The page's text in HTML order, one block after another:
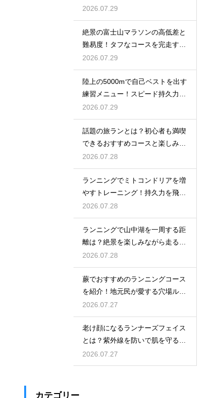
2026.07.29
絶景の富士山マラソンの高低差と
難易度！タフなコースを完走する
戦略
2026.07.29
陸上の5000mで自己ベストを出す
練習メニュー！スピード持久力を
強化
2026.07.29
話題の旅ランとは？初心者も満喫
できるおすすめコースと楽しみ
方！
2026.07.28
ランニングでミトコンドリアを増
やすトレーニング！持久力を飛躍
させる
2026.07.28
ランニングで山中湖を一周する距
離は？絶景を楽しみながら走るコ
ツ
2026.07.28
蕨でおすすめのランニングコース
を紹介！地元民が愛する穴場ルー
ト
2026.07.27
老け顔になるランナーズフェイス
とは？紫外線を防いで肌を守る徹
底対策
2026.07.27
カテゴリー